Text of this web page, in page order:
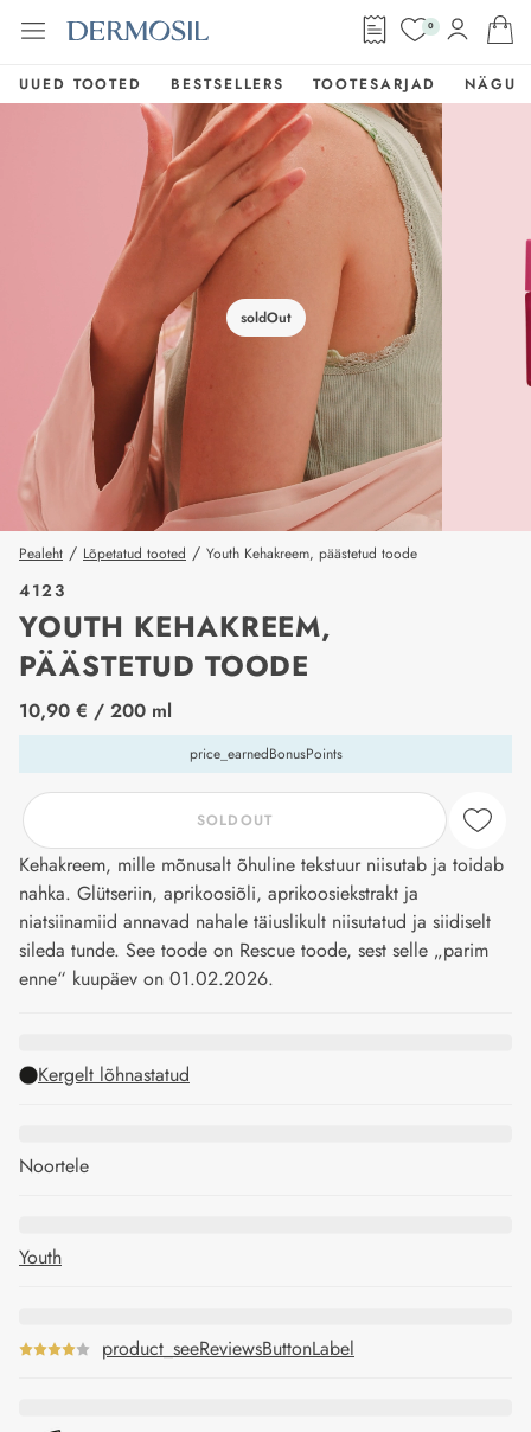
0
UUED TOOTED BESTSELLERS TOOTESARJAD NÄGU
soldOut
Pealeht / Lõpetatud tooted / Youth Kehakreem, päästetud toode
4123
YOUTH KEHAKREEM,
PÄÄSTETUD TOODE
price_label
10,90 € / 200 ml
price_earnedBonusPoints
SOLDOUT
Kehakreem, mille mõnusalt õhuline tekstuur niisutab ja toidab
nahka. Glütseriin, aprikoosiõli, aprikoosiekstrakt ja
niatsiinamiid annavad nahale täiuslikult niisutatud ja siidiselt
sileda tunde. See toode on Rescue toode, sest selle „parim
enne“ kuupäev on 01.02.2026.
Kergelt lõhnastatud
Noortele
Youth
product_seeReviewsButtonLabel